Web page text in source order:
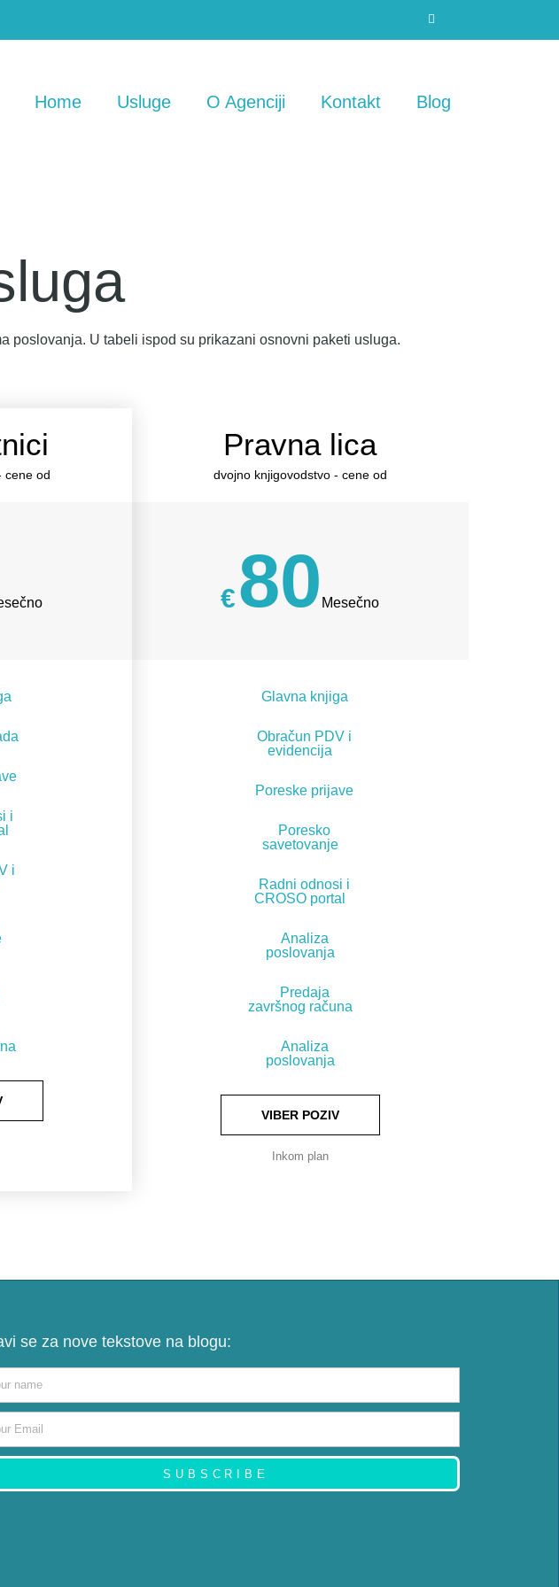
Home Usluge O Agenciji Kontakt Blog
poslovanja. U tabeli ispod su prikazani osnovni paketi usluga.
cene od
i
i
Pravna lica
dvojno knjigovodstvo - cene od
€80 Mesečno
Glavna knjiga
Obračun PDV i
evidencija
Poreske prijave
Poresko
savetovanje
Radni odnosi i
CROSO portal
Analiza
poslovanja
Predaja
završnog računa
Analiza
poslovanja
VIBER POZIV
Inkom plan
se za nove tekstove na blogu:
SUBSCRIBE